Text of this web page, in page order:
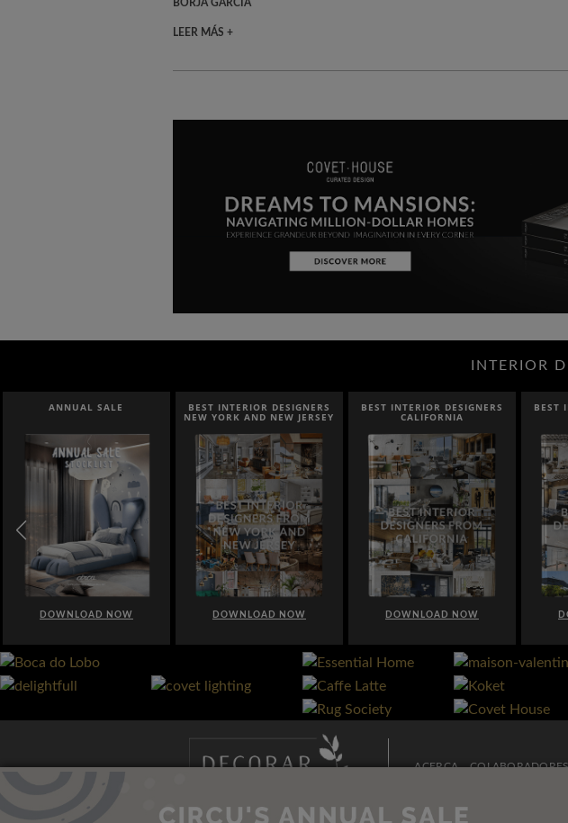
BORJA GARCIA
LEER MÁS +
INTERIOR
ANNUAL SALE
DOWNLOAD NOW
BEST INTERIOR DESIGNERS
NEW YORK AND NEW JERSEY
DOWNLOAD NOW
BEST INTERIOR DESIGNERS
CALIFORNIA
DOWNLOAD NOW
BEST
ACERCA
CONTACTO